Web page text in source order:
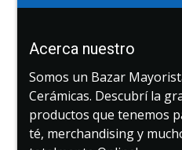
Acerca nuestro
Somos un Bazar
Cerámicas. Descubrí la
productos que tenemos
té, merchandising y